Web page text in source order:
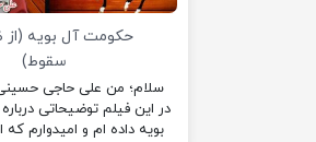
حکومت آل بویه (از
سقوط)
سلام؛ من علی حاجی
در این فیلم توضیحاتی
‌بویه داده ام و امیدوارم که